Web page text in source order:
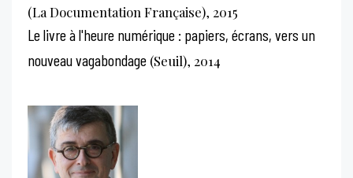
(La Documentation Française), 2015
Le livre à l'heure numérique : papiers, écrans, vers un
nouveau vagabondage (Seuil), 2014